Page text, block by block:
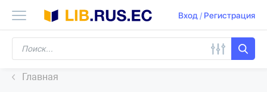
Вход/ Регистрация
Главная